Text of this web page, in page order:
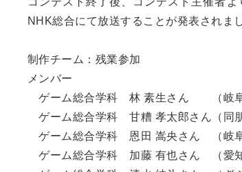
NHK総合にて放送することが発表されま
制作チーム：残業参加
メンバー
ゲーム総合学科 林 素生さん （岐阜
ゲーム総合学科 甘糟 孝太郎さん（同朋
ゲーム総合学科 恩田 嵩央さん （岐阜
ゲーム総合学科 加藤 有也さん （愛知